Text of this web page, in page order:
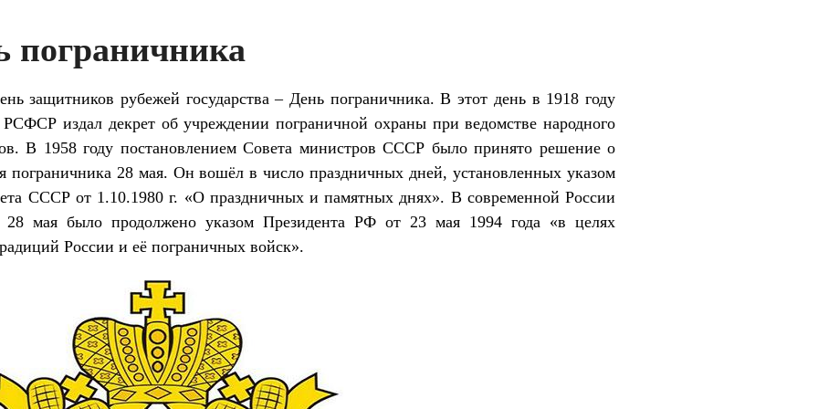
пограничника
защитников рубежей государства – День пограничника. В этот день в 1918 году
издал декрет об учреждении пограничной охраны при ведомстве народного
В 1958 году постановлением Совета министров СССР было принято решение о
пограничника 28 мая. Он вошёл в число праздничных дней, установленных указом
СССР от 1.10.1980 г. «О праздничных и памятных днях». В современной России
28 мая было продолжено указом Президента РФ от 23 мая 1994 года «в целях
России и её пограничных войск».